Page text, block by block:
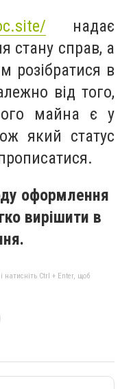
надає
стану справ, а
розібратися в
від того,
майна є у
який статус
оформлення
вирішити в
натисніть Ctrl + Enter, щоб